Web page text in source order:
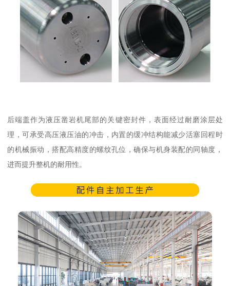
后端盖作为液压凿岩机尾部的关键密封件，表面经过耐磨涂层处
理，可承受高压液压油的冲击，内置的缓冲结构能减少活塞回程时
的机械振动，搭配高精度的螺纹孔位，确保与机身装配的同轴度，
进而提升整机的耐用性。